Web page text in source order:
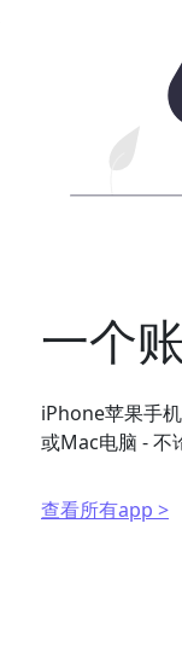
一个
iPhone苹果手
或Mac电脑 - 不
查看所有app >